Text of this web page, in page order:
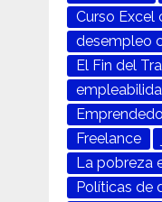
Curso Excel
desempleo
El Fin del
Freelance
La pobreza
Políticas de